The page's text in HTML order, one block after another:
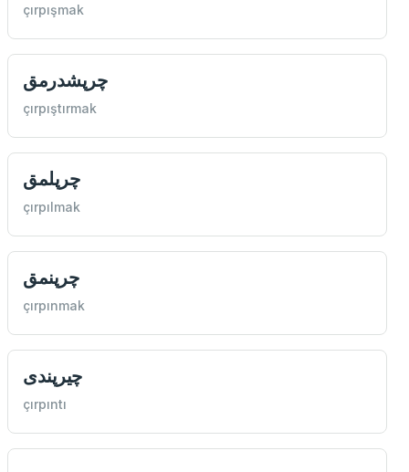
çırpışmak
چرپشدرمق
çırpıştırmak
چرپلمق
çırpılmak
چرپنمق
çırpınmak
چيرپندی
çırpıntı